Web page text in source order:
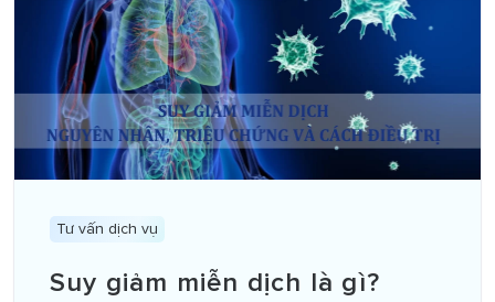
Tư vấn dịch vụ
Suy giảm miễn dịch là gì?